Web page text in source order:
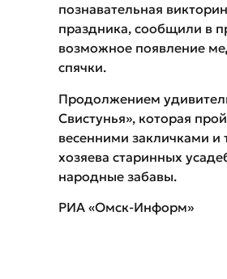
познавательная
праздника, сообщили в
возможное появление
спячки.
Продолжением
Свистунья», которая
весенними закличками и
хозяева старинных
народные забавы.
РИА «Омск-Информ»